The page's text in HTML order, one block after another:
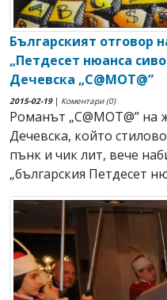
Българският отговор
„Петдесет нюанса
Дечевска „С@МОТ@”
2015-02-19| Коментари (0)
Романът „С@МОТ@” на
Дечевска, който
пънк и чик лит, вече
„българския Петдесет